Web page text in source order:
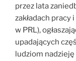
przez lata
zakładach
w PRL),
upadających
ludziom